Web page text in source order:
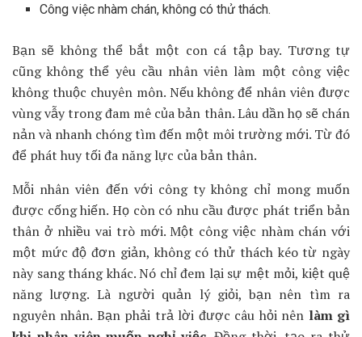
Công việc nhàm chán, không có thử thách.
Bạn sẽ không thể bắt một con cá tập bay. Tương tự
cũng không thể yêu cầu nhân viên làm một công việc
không thuộc chuyên môn. Nếu không để nhân viên được
vùng vẫy trong đam mê của bản thân. Lâu dần họ sẽ chán
nản và nhanh chóng tìm đến một môi trường mới. Từ đó
để phát huy tối đa năng lực của bản thân.
Mỗi nhân viên đến với công ty không chỉ mong muốn
được cống hiến. Họ còn có nhu cầu được phát triển bản
thân ở nhiều vai trò mới. Một công việc nhàm chán với
một mức độ đơn giản, không có thử thách kéo từ ngày
này sang tháng khác. Nó chỉ đem lại sự mệt mỏi, kiệt quệ
năng lượng. Là người quản lý giỏi, bạn nên tìm ra
nguyên nhân. Bạn phải trả lời được câu hỏi nên làm gì